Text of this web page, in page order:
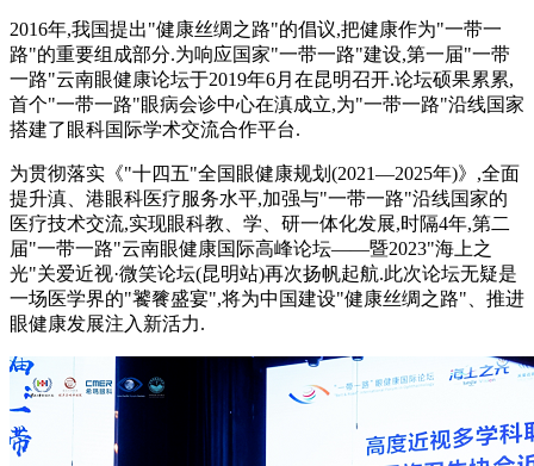
2016年,我国提出"健康丝绸之路"的倡议,把健康作为"一带一
路"的重要组成部分.为响应国家"一带一路"建设,第一届"一带
一路"云南眼健康论坛于2019年6月在昆明召开.论坛硕果累累,
首个"一带一路"眼病会诊中心在滇成立,为"一带一路"沿线国家
搭建了眼科国际学术交流合作平台.
为贯彻落实《"十四五"全国眼健康规划(2021—2025年)》,全面
提升滇、港眼科医疗服务水平,加强与"一带一路"沿线国家的
医疗技术交流,实现眼科教、学、研一体化发展,时隔4年,第二
届"一带一路"云南眼健康国际高峰论坛——暨2023"海上之
光"关爱近视·微笑论坛(昆明站)再次扬帆起航.此次论坛无疑是
一场医学界的"饕餮盛宴",将为中国建设"健康丝绸之路"、推进
眼健康发展注入新活力.